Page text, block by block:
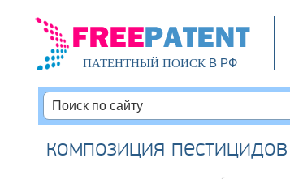
ПАТЕНТНЫЙ ПОИСКВ РФ
композиция пестицидов